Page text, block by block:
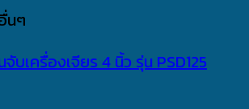
นๆ
บเครื่องเจียร 4 นิ้ว รุ่น PSD125